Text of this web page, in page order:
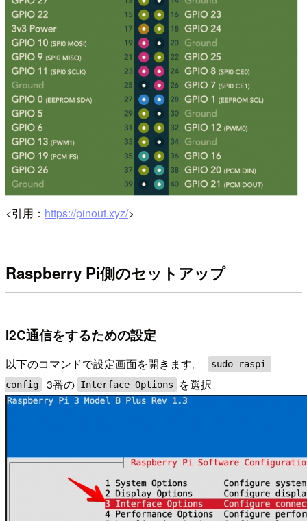
<引用： https://pinout.xyz/>
Raspberry Pi側のセットアップ
I2C通信をするための設定
以下のコマンドで設定画面を開きます。
sudo raspi-
config
3番の Interface Options を選択